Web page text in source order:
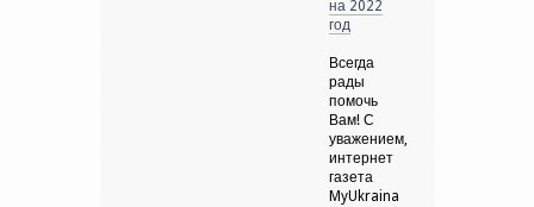
на 2022
год
Всегда
рады
помочь
Вам! С
уважением,
интернет
газета
MyUkraina